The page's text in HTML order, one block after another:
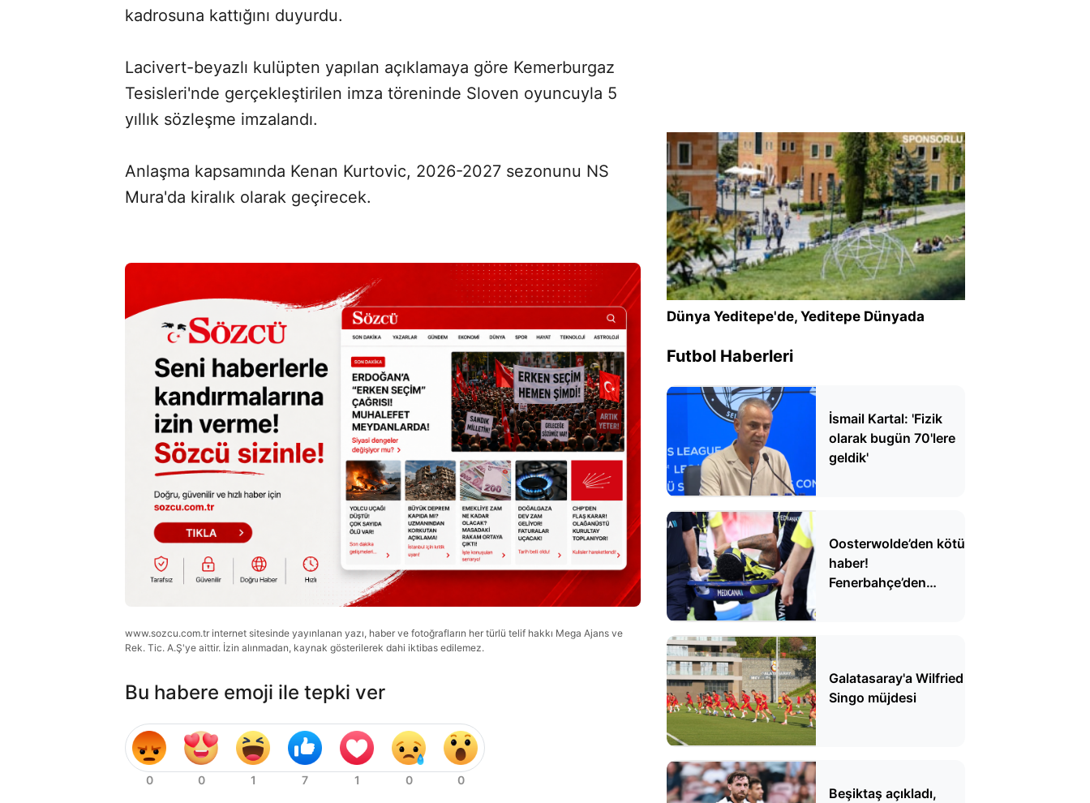
kadrosuna kattığını duyurdu.
Lacivert-beyazlı kulüpten yapılan açıklamaya göre Kemerburgaz
Tesisleri'nde gerçekleştirilen imza töreninde Sloven oyuncuyla 5
yıllık sözleşme imzalandı.
Anlaşma kapsamında Kenan Kurtovic, 2026-2027 sezonunu NS
Mura'da kiralık olarak geçirecek.
www.sozcu.com.tr internet sitesinde yayınlanan yazı, haber ve fotoğrafların her türlü telif hakkı Mega Ajans ve
Rek. Tic. A.Ş'ye aittir. İzin alınmadan, kaynak gösterilerek dahi iktibas edilemez.
Bu habere emoji ile tepki ver
Dünya Yeditepe'de, Yeditepe Dünyada
Futbol Haberleri
İsmail Kartal: 'Fizik
olarak bugün 70'lere
geldik'
Oosterwolde’den kötü
haber!
Fenerbahçe’den
Galatasaray'a Wilfried
Singo müjdesi
Beşiktaş açıkladı,